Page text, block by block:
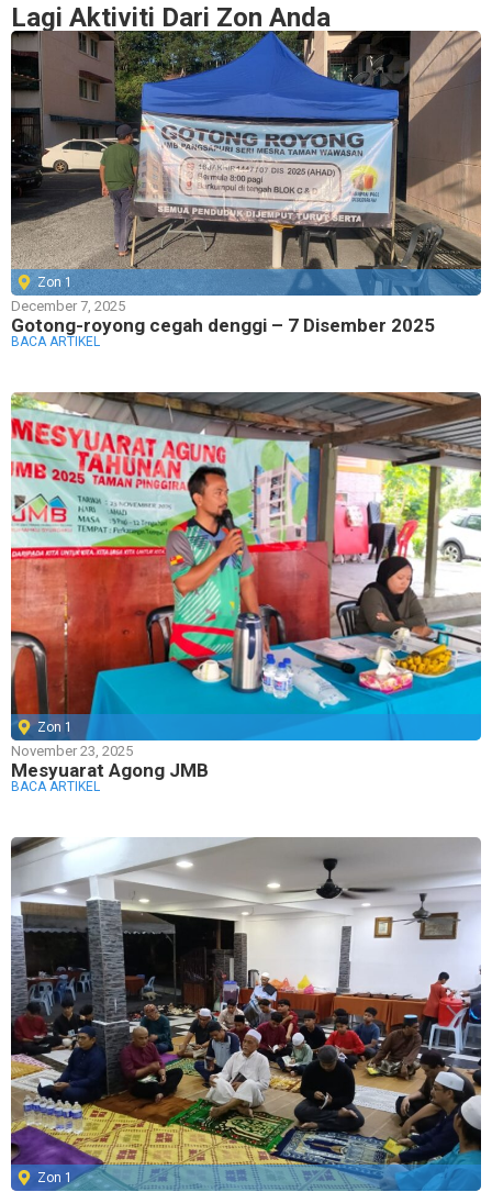
Lagi Aktiviti Dari Zon Anda
Zon 1
December 7, 2025
Gotong-royong cegah denggi – 7 Disember 2025
BACA ARTIKEL
Zon 1
November 23, 2025
Mesyuarat Agong JMB
BACA ARTIKEL
Zon 1